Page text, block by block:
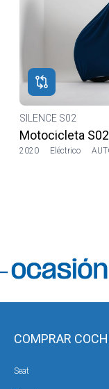
SILENCE S02
Motocicleta
2020 9972km
COMPRAR
Seat